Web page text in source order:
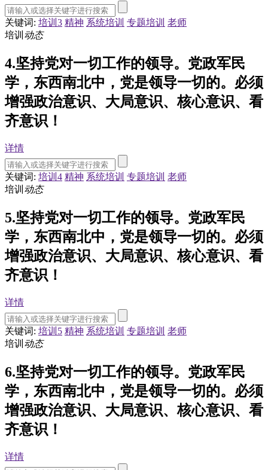
关键词: 培训3 精神 系统培训 专题培训 老师
培训 动态
4.坚持党对一切工作的领导。党政军民
学，东西南北中，党是领导一切的。必须
增强政治意识、大局意识、核心意识、看
齐意识！
详情
关键词: 培训4 精神 系统培训 专题培训 老师
培训 动态
5.坚持党对一切工作的领导。党政军民
学，东西南北中，党是领导一切的。必须
增强政治意识、大局意识、核心意识、看
齐意识！
详情
关键词: 培训5 精神 系统培训 专题培训 老师
培训 动态
6.坚持党对一切工作的领导。党政军民
学，东西南北中，党是领导一切的。必须
增强政治意识、大局意识、核心意识、看
齐意识！
详情